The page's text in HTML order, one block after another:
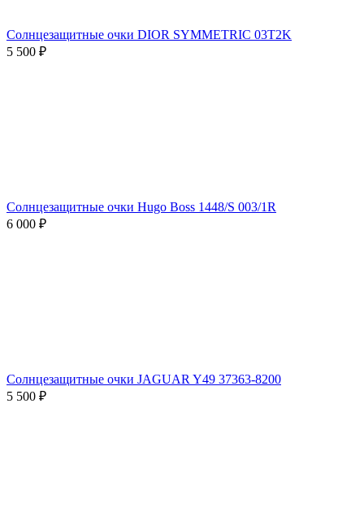
Солнцезащитные очки DIOR SYMMETRIC 03T2K
5 500 ₽
Солнцезащитные очки Hugo Boss 1448/S 003/1R
6 000 ₽
Солнцезащитные очки JAGUAR Y49 37363-8200
5 500 ₽